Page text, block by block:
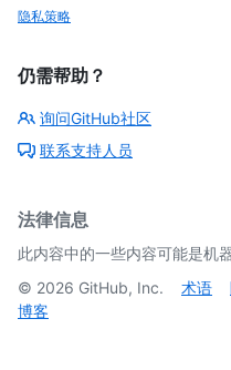
隐私策略
仍需帮助？
询问GitHub社区
联系支持人员
法律信息
此内容中的一些内容可能是机
© 2026 GitHub, Inc. 术语
博客